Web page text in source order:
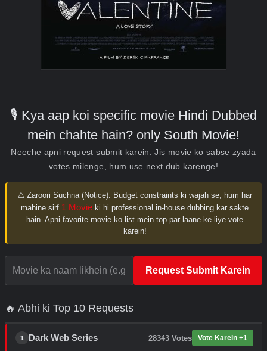
🎙️ Kya aap koi specific movie Hindi Dubbed
mein chahte hain? only South Movie!
Neeche apni request submit karein. Jis movie ko sabse zyada
votes milenge, hum use next dub karenge!
⚠️ Zaroori Suchna (Notice): Budget constraints ki wajah se, hum har
mahine sirf 1 Movie ki hi professional in-house dubbing kar sakte
hain. Apni favorite movie ko list mein top par laane ke liye vote
karein!
Request Submit Karein
🔥 Abhi ki Top 10 Requests
1 Dark Web Series 28343 Votes Vote Karein +1